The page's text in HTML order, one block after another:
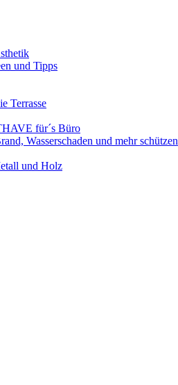
und Tipps
Terrasse
für´s Büro
Wasserschaden und mehr schützen
und Holz